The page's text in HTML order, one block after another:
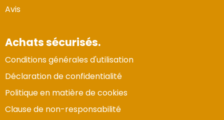
Avis
Achats sécurisés.
Conditions générales d'utilisation
Déclaration de confidentialité
Politique en matière de cookies
Clause de non-responsabilité